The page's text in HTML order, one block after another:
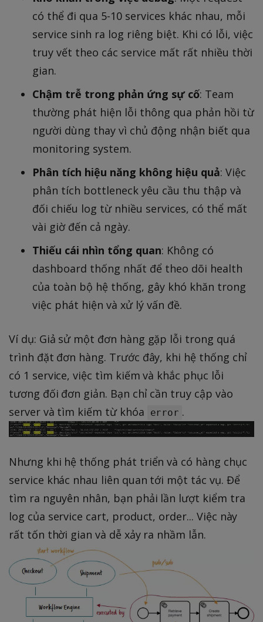
có thể đi qua 5-10 services khác nhau, mỗi
service sinh ra log riêng biệt. Khi có lỗi, việc
truy vết theo các service mất rất nhiều thời
gian.
Chậm trễ trong phản ứng sự cố: Team
thường phát hiện lỗi thông qua phản hồi từ
người dùng thay vì chủ động nhận biết qua
monitoring system.
Phân tích hiệu năng không hiệu quả: Việc
phân tích bottleneck yêu cầu thu thập và
đối chiếu log từ nhiều services, có thể mất
vài giờ đến cả ngày.
Thiếu cái nhìn tổng quan: Không có
dashboard thống nhất để theo dõi health
của toàn bộ hệ thống, gây khó khăn trong
việc phát hiện và xử lý vấn đề.
Ví dụ: Giả sử một đơn hàng gặp lỗi trong quá
trình đặt đơn hàng. Trước đây, khi hệ thống chỉ
có 1 service, việc tìm kiếm và khắc phục lỗi
tương đối đơn giản. Bạn chỉ cần truy cập vào
server và tìm kiếm từ khóa
error .
Nhưng khi hệ thống phát triển và có hàng chục
service khác nhau liên quan tới một tác vụ. Để
tìm ra nguyên nhân, bạn phải lần lượt kiểm tra
log của service cart, product, order... Việc này
rất tốn thời gian và dễ xảy ra nhầm lẫn.